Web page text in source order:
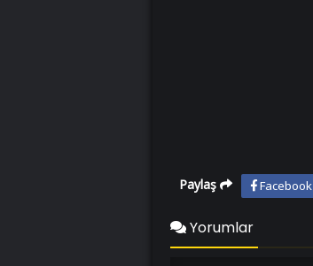
Paylaş Facebook
Yorumlar